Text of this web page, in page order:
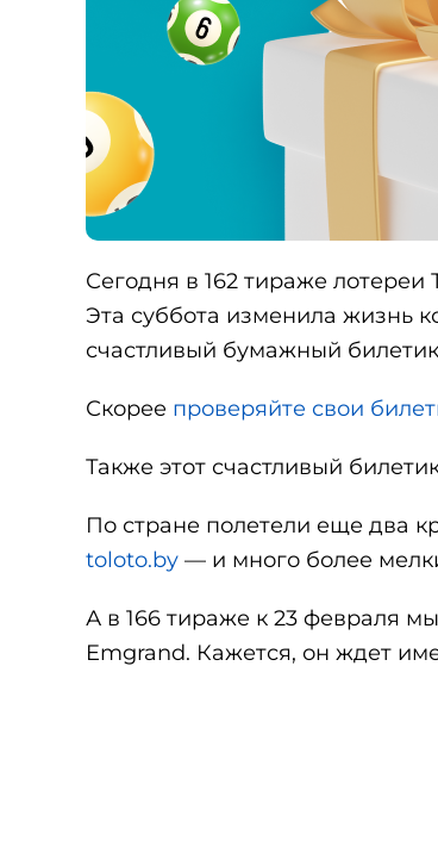
Сегодня в 162 тираже лотереи
Эта суббота изменила жизнь
счастливый бумажный
Скорее проверяйте свои
Также этот счастливый
По стране полетели еще два
toloto.by — и много более
А в 166 тираже к 23 февраля
Emgrand. Кажется, он ждет